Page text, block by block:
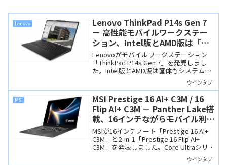
Lenovo
Lenovo ThinkPad P14s Gen 7
－ 高性能モバイルワークステー
ション、Intel版とAMD版は「名
前が同じだけの別製品」です
Lenovoがモバイルワークステーション
「ThinkPad P14s Gen 7」を発売しまし
た。Intel版とAMD版は筐体もシステムも
異なる「別製品」です。Intel版はCAMM2
メモリやNVIDIA RTX PROを搭載していま
すが、AMD版はThinkPad T14とほぼ同じ
製品です。
ウインタブ
MSI
MSI Prestige 16 AI+ C3M / 16
Flip AI+ C3M － Panther Lake搭
載、16インチながらモバイル利用
もできそうなCopilot+ PC
MSIが16インチノート「Prestige 16 AI+
C3M」と2-in-1「Prestige 16 Flip AI+
C3M」を発表しました。Core Ultraシリー
ズ3（Panther Lake）搭載のCopilot+ PC
ウインタブ